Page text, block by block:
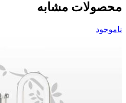
محصولات مشابه
ناموجود